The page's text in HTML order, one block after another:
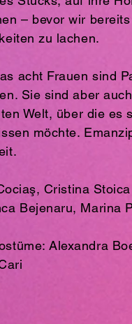
– bevor wir
zu lachen.
acht Frauen sind
Sie sind aber
Welt, über die es
möchte.
Cristina
Bejenaru, Marina
Alexandra